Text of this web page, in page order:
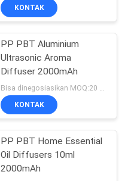
KONTAK
PP PBT Aluminium
Ultrasonic Aroma
Diffuser 2000mAh
KONTAK
PP PBT Home Essential
Oil Diffusers 10ml
2000mAh